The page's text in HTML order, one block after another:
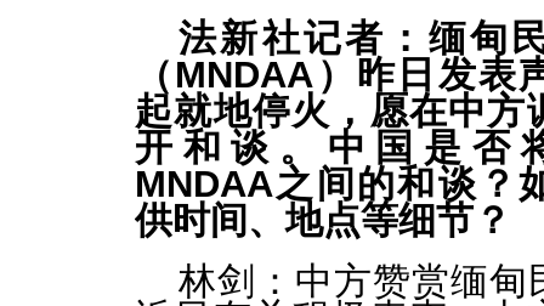
法新社记者：缅甸
（MNDAA）昨日发表
起就地停火，愿在中方
开和谈。中国是否
MNDAA之间的和谈？
供时间、地点等细节？
林剑：中方赞赏缅甸